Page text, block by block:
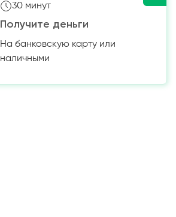
30 минут
Получите деньги
На банковскую карту или
наличными